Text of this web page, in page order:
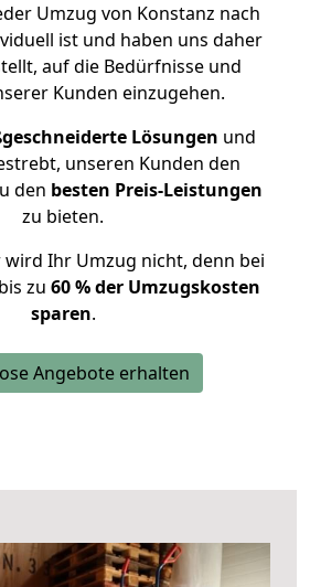
Umzug von Konstanz nach
ist und haben uns daher
auf die Bedürfnisse und
Kunden einzugehen.
Lösungen und
unseren Kunden den
den besten Preis-Leistungen
zu bieten.
Ihr Umzug nicht, denn bei
zu 60 % der Umzugskosten
sparen.
Angebote erhalten